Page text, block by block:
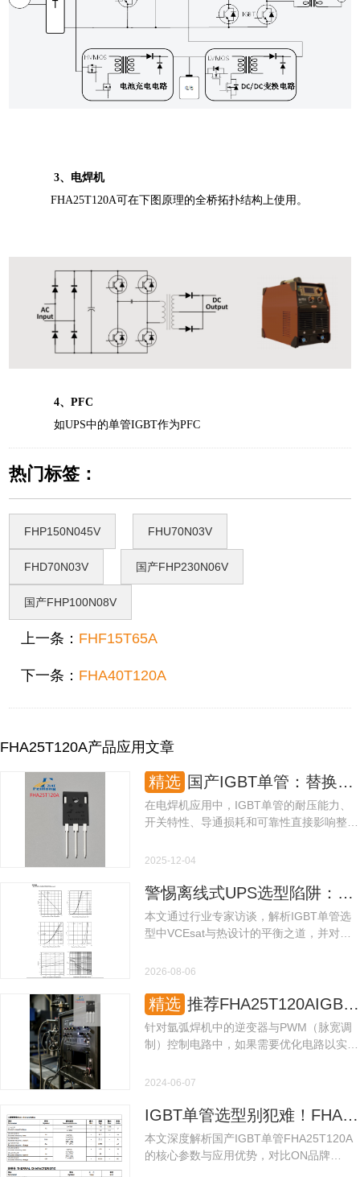
3、 电焊机
FHA25T120A可在下图原理的全桥拓扑结构上使用。
4、PFC
如UPS中的单管IGBT作为PFC
热门标签：
FHP150N045V FHU70N03V
FHD70N03V 国产FHP230N06V
国产FHP100N08V
上一条： FHF15T65A
下一条： FHA40T120A
FHA25T120A产品应用文章
精选 国产IGBT单管：替换NGTB25N120FL2WG型号参数助力电焊机电路设计！
在电焊机应用中，IGBT单管的耐压能力、
开关特性、导通损耗和可靠性直接影响整机
导体推出的FHA25T120A（TO-247封装）
IGBT，采用Trench Field Stop技术，在导
电焊机主机厂提供了高性能的国产IGBT单
管解决方案。
2025-12-04
警惕离线式UPS选型陷阱：耐压IGBT FHA25T120A如何破解散热失效风险？
本文通过行业专家访谈，解析IGBT单管选
型中VCEsat与热设计的平衡之道，并对比
数据差异。
2026-08-06
精选 推荐FHA25T120AIGBT单管在氩弧焊机中代换NGTB25N120FL2WG型号参数使用！
针对氩弧焊机中的逆变器与PWM（脉宽调
制）控制电路中，如果需要优化电路以实现
压、稳定电流的IGBT单管。
2024-06-07
IGBT单管选型别犯难！FHA25T120A替代ON品牌NGTB25N120FL2WG详解
本文深度解析国产IGBT单管FHA25T120A
的核心参数与应用优势，对比ON品牌